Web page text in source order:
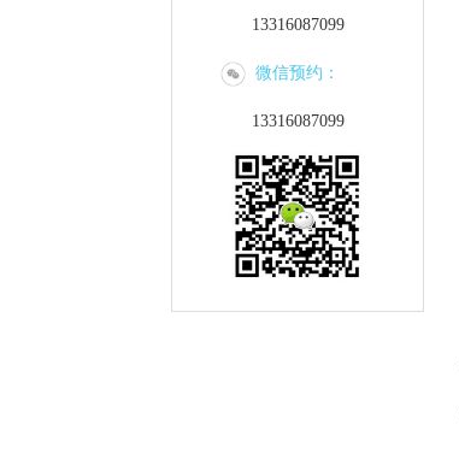
13316087099
微信预约：
13316087099